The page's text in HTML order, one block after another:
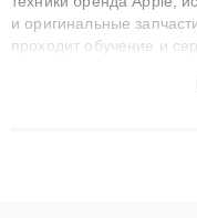
и оригинальные
проходит обучение и
сохранением гарантии